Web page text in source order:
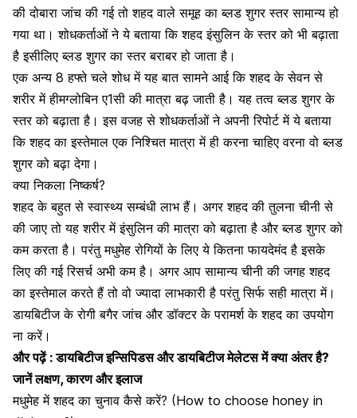
की दोबारा जांच की गई तो शहद वाले समूह का ब्लड शुगर स्तर सामान्य हो
गया था। शोधकर्ताओं ने ये बताया किशहद इंसुलिन के स्तर को भी बढ़ाता
हैइसीलिए ब्लड शुगर का स्तर बराबर हो जाता है।
एक अन्य 8 हफ्ते चले शोध में यह बात सामने आई कि शहद के सेवन से
शरीर में हीमग्लोबिन ए1सी की मात्रा बढ़ जाती है। यह तत्व ब्लड शुगर के
स्तर को बढ़ाता है। इस वजह से शोधकर्ताओं ने अपनी रिपोर्ट में ये बताया
कि शहद का इस्तेमाल एक निश्चित मात्रा में ही करना चाहिए वरना वो ब्लड
शुगर को बढ़ा देगा।
क्या निकला निष्कर्ष?
शहद के बहुत से स्वास्थ्य सम्बंधी लाभ हैं। अगर शहद की तुलना चीनी से
की जाए तो यह शरीर में इंसुलिन की मात्रा को बढ़ाता है और ब्लड शुगर को
कम करता है। परंतु मधुमेह रोगियों के लिए ये कितना फायदेमंद है इसके
लिए की गई रिसर्च अभी कम है। अगर आप सामान्य चीनी की जगह शहद
का इस्तेमाल करते हैं तो वो ज्यादा लाभकारी है परंतु सिर्फ सही मात्रा में।
डायबिटीज के रोगीबगैर जांच और डॉक्टर के परामर्श के शहद का उपयोग
ना करें।
और पढ़ें :डायबिटीज इन्सिपिडस और डायबिटीज मेलेटस में क्या अंतर है?
जानें लक्षण, कारण और इलाज
मधुमेह में शहद का चुनाव कैसे करें? (How to choose honey in